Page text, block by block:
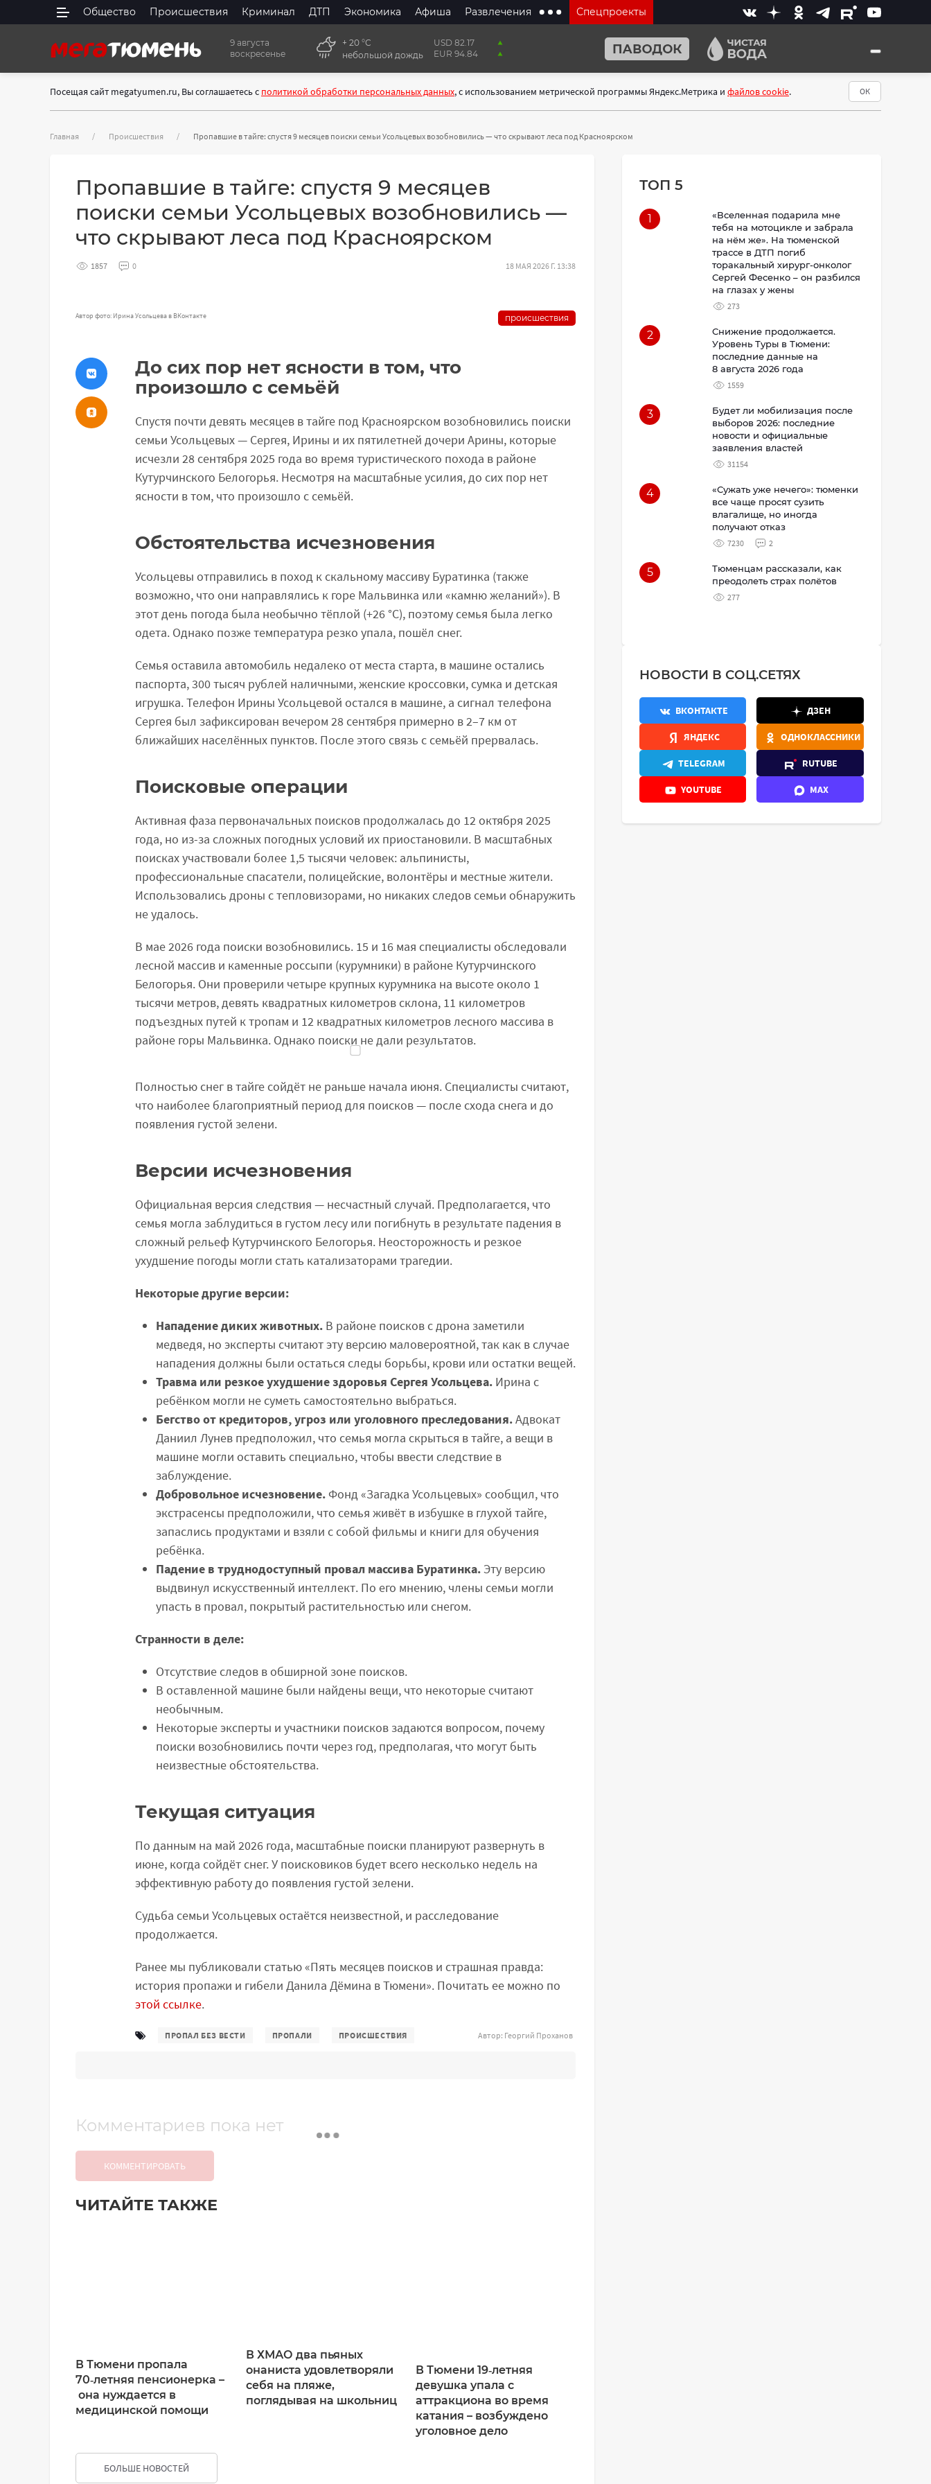
Общество Происшествия Криминал ДТП Экономика Афиша Развлечения Спецпроекты
9 августа
воскресенье
+ 20 °С
небольшой дождь
USD 82.17
EUR 94.84
Посещая сайт megatyumen.ru, Вы соглашаетесь с политикой обработки персональных данных, с использованием метрической программы Яндекс.Метрика и файлов cookie. ОК
Главная Происшествия Пропавшие в тайге: спустя 9 месяцев поиски семьи Усольцевых возобновились — что скрывают леса под Красноярском
Пропавшие в тайге: спустя 9 месяцев
поиски семьи Усольцевых возобновились —
что скрывают леса под Красноярском
1857 0 18 МАЯ 2026 Г. 13:38
Автор фото: Ирина Усольцева в ВКонтакте происшествия
До сих пор нет ясности в том, что
произошло с семьёй
Спустя почти девять месяцев в тайге под Красноярском возобновились поиски
семьи Усольцевых — Сергея, Ирины и их пятилетней дочери Арины, которые
исчезли 28 сентября 2025 года во время туристического похода в районе
Кутурчинского Белогорья. Несмотря на масштабные усилия, до сих пор нет
ясности в том, что произошло с семьёй.
Обстоятельства исчезновения
Усольцевы отправились в поход к скальному массиву Буратинка (также
возможно, что они направлялись к горе Мальвинка или «камню желаний»). В
этот день погода была необычно тёплой (+26 °C), поэтому семья была легко
одета. Однако позже температура резко упала, пошёл снег.
Семья оставила автомобиль недалеко от места старта, в машине остались
паспорта, 300 тысяч рублей наличными, женские кроссовки, сумка и детская
игрушка. Телефон Ирины Усольцевой остался в машине, а сигнал телефона
Сергея был зафиксирован вечером 28 сентября примерно в 2–7 км от
ближайших населённых пунктов. После этого связь с семьёй прервалась.
Поисковые операции
Активная фаза первоначальных поисков продолжалась до 12 октября 2025
года, но из-за сложных погодных условий их приостановили. В масштабных
поисках участвовали более 1,5 тысячи человек: альпинисты,
профессиональные спасатели, полицейские, волонтёры и местные жители.
Использовались дроны с тепловизорами, но никаких следов семьи обнаружить
не удалось.
В мае 2026 года поиски возобновились. 15 и 16 мая специалисты обследовали
лесной массив и каменные россыпи (курумники) в районе Кутурчинского
Белогорья. Они проверили четыре крупных курумника на высоте около 1
тысячи метров, девять квадратных километров склона, 11 километров
подъездных путей к тропам и 12 квадратных километров лесного массива в
районе горы Мальвинка. Однако поиски не дали результатов.
Полностью снег в тайге сойдёт не раньше начала июня. Специалисты считают,
что наиболее благоприятный период для поисков — после схода снега и до
появления густой зелени.
Версии исчезновения
Официальная версия следствия — несчастный случай. Предполагается, что
семья могла заблудиться в густом лесу или погибнуть в результате падения в
сложный рельеф Кутурчинского Белогорья. Неосторожность и резкое
ухудшение погоды могли стать катализаторами трагедии.
Некоторые другие версии:
Нападение диких животных. В районе поисков с дрона заметили
медведя, но эксперты считают эту версию маловероятной, так как в случае
нападения должны были остаться следы борьбы, крови или остатки вещей.
Травма или резкое ухудшение здоровья Сергея Усольцева. Ирина с
ребёнком могли не суметь самостоятельно выбраться.
Бегство от кредиторов, угроз или уголовного преследования.Адвокат
Даниил Лунев предположил, что семья могла скрыться в тайге, а вещи в
машине могли оставить специально, чтобы ввести следствие в
заблуждение.
Добровольное исчезновение. Фонд «Загадка Усольцевых» сообщил, что
экстрасенсы предположили, что семья живёт в избушке в глухой тайге,
запаслись продуктами и взяли с собой фильмы и книги для обучения
ребёнка.
Падение в труднодоступный провал массива Буратинка.Эту версию
выдвинул искусственный интеллект. По его мнению, члены семьи могли
упасть в провал, покрытый растительностью или снегом.
Странности в деле:
Отсутствие следов в обширной зоне поисков.
В оставленной машине были найдены вещи, что некоторые считают
необычным.
Некоторые эксперты и участники поисков задаются вопросом, почему
поиски возобновились почти через год, предполагая, что могут быть
неизвестные обстоятельства.
Текущая ситуация
По данным на май 2026 года, масштабные поиски планируют развернуть в
июне, когда сойдёт снег. У поисковиков будет всего несколько недель на
эффективную работу до появления густой зелени.
Судьба семьи Усольцевых остаётся неизвестной, и расследование
продолжается.
Ранее мы публиковали статью «Пять месяцев поисков и страшная правда:
история пропажи и гибели Данила Дёмина в Тюмени». Почитать ее можно по
этой ссылке.
ПРОПАЛ БЕЗ ВЕСТИ ПРОПАЛИ ПРОИСШЕСТВИЯ Автор: Георгий Проханов
Комментариев пока нет
КОММЕНТИРОВАТЬ
ЧИТАЙТЕ ТАКЖЕ
В Тюмени пропала
70‑летняя пенсионерка –
она нуждается в
медицинской помощи
В ХМАО два пьяных
онаниста удовлетворяли
себя на пляже,
поглядывая на школьниц
В Тюмени 19‑летняя
девушка упала с
аттракциона во время
катания – возбуждено
уголовное дело
БОЛЬШЕ НОВОСТЕЙ
ТОП 5
1
«Вселенная подарила мне
тебя на мотоцикле и забрала
на нём же». На тюменской
трассе в ДТП погиб
торакальный хирург-онколог
Сергей Фесенко – он разбился
на глазах у жены
273
2
Снижение продолжается.
Уровень Туры в Тюмени:
последние данные на
8 августа 2026 года
1559
3
Будет ли мобилизация после
выборов 2026: последние
новости и официальные
заявления властей
31154
4
«Сужать уже нечего»: тюменки
все чаще просят сузить
влагалище, но иногда
получают отказ
7230 2
5
Тюменцам рассказали, как
преодолеть страх полётов
277
НОВОСТИ В СОЦ.СЕТЯХ
ВКОНТАКТЕ ДЗЕН
ЯНДЕКС ОДНОКЛАССНИКИ
TELEGRAM RUTUBE
YOUTUBE MAX